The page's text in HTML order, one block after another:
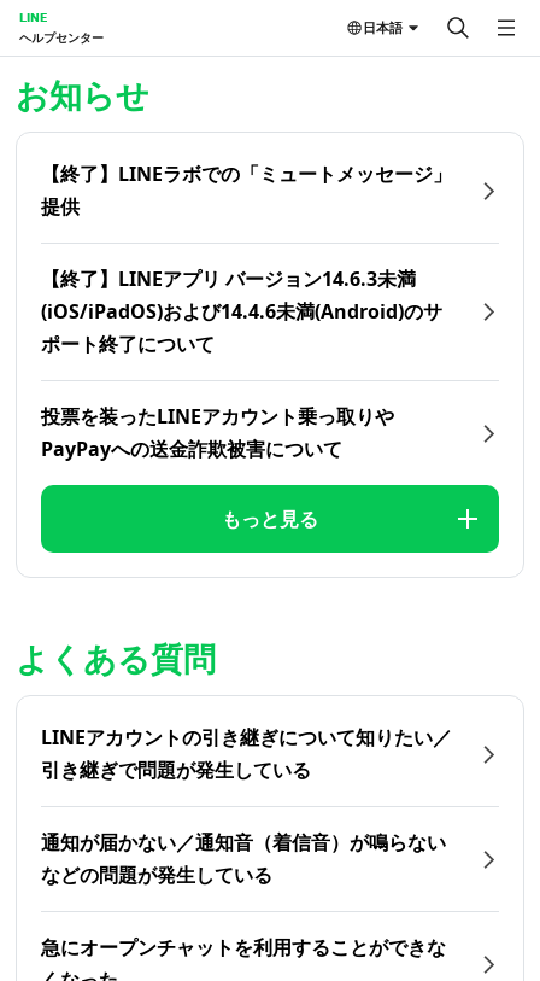
LINE
ヘルプセンター
日本語
お知らせ
【終了】LINEラボでの「ミュートメッセージ」
提供
【終了】LINEアプリ バージョン14.6.3未満
(iOS/iPadOS)および14.4.6未満(Android)のサ
ポート終了について
投票を装ったLINEアカウント乗っ取りや
PayPayへの送金詐欺被害について
もっと見る
よくある質問
LINEアカウントの引き継ぎについて知りたい／
引き継ぎで問題が発生している
通知が届かない／通知音（着信音）が鳴らない
などの問題が発生している
急にオープンチャットを利用することができな